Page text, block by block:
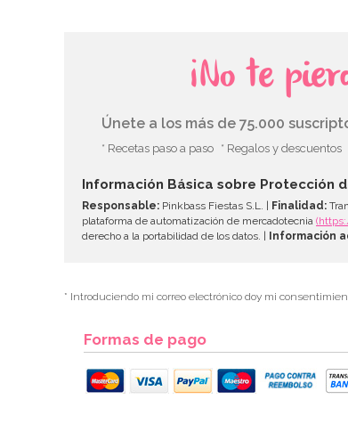
¡No te
Únete a los más de 75.000
* Recetas paso a paso * Regalos y descuentos
Información Básica sobre Protección
Responsable: Pinkbass Fiestas S.L. | Finalidad:
plataforma de automatización de mercadotecnia
derecho a la portabilidad de los datos. | Información
* Introduciendo mi correo electrónico doy mi
Formas de pago